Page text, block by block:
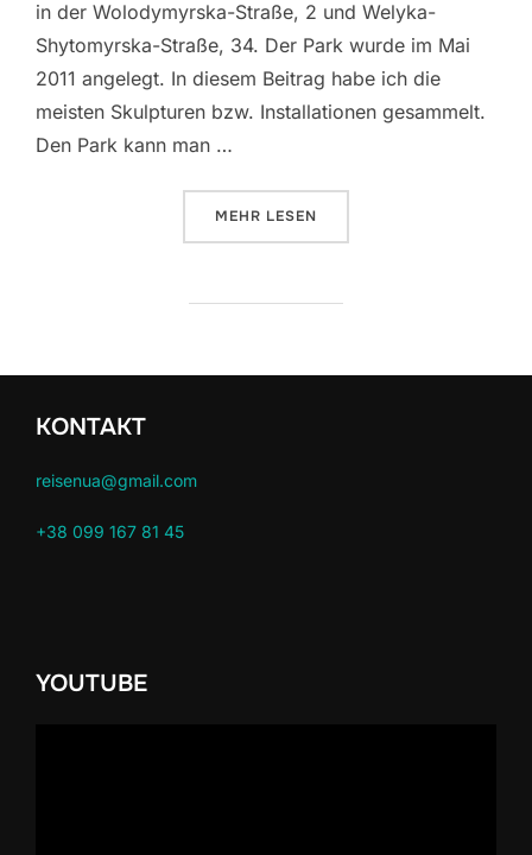
in der Wolodymyrska-Straße, 2 und Welyka-
Shytomyrska-Straße, 34. Der Park wurde im Mai
2011 angelegt. In diesem Beitrag habe ich die
meisten Skulpturen bzw. Installationen gesammelt.
Den Park kann man …
MEHR ÜBER „KIEV FASHION PARK“
LESEN
KONTAKT
reisenua@gmail.com
+38 099 167 81 45
YOUTUBE